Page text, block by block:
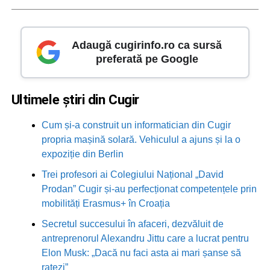
Adaugă cugirinfo.ro ca sursă
preferată pe Google
Ultimele știri din Cugir
Cum și-a construit un informatician din Cugir
propria mașină solară. Vehiculul a ajuns și la o
expoziție din Berlin
Trei profesori ai Colegiului Național „David
Prodan” Cugir și-au perfecționat competențele prin
mobilități Erasmus+ în Croația
Secretul succesului în afaceri, dezvăluit de
antreprenorul Alexandru Jittu care a lucrat pentru
Elon Musk: „Dacă nu faci asta ai mari șanse să
ratezi”